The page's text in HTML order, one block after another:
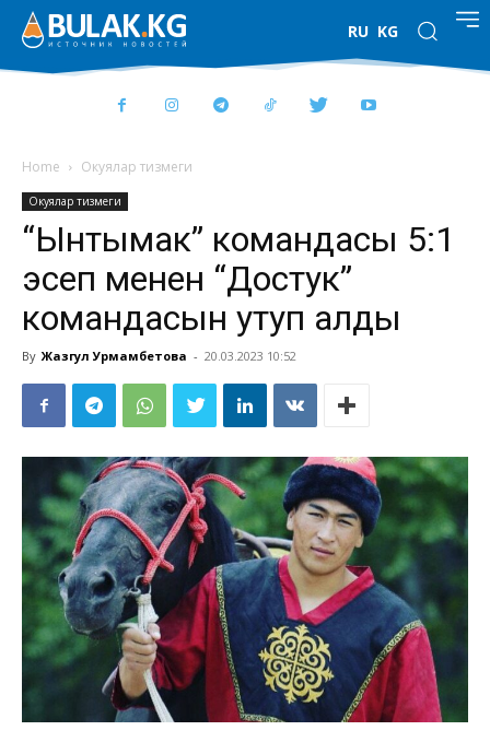
RU KG
Home Окуялар тизмеги
Окуялар тизмеги
“Ынтымак” командасы 5:1
эсеп менен “Достук”
командасын утуп алды
By Жазгул Урмамбетова - 20.03.2023 10:52